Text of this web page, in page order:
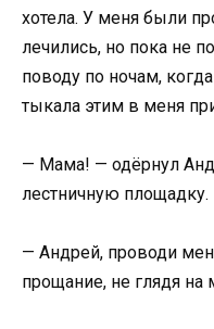
хотела. У меня были
лечились, но пока не
поводу по ночам,
тыкала этим в меня
— Мама! — одёрнул
лестничную площадку.
— Андрей, проводи
прощание, не глядя на